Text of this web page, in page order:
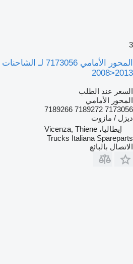
3
2008>2013
السعر عند الطلب
المحور الأمامي
7173056 7189272 7189266
ديزل / مازوت
إيطاليا، Vicenza, Thiene
Trucks Italiana Spareparts
الاتصال بالبائع